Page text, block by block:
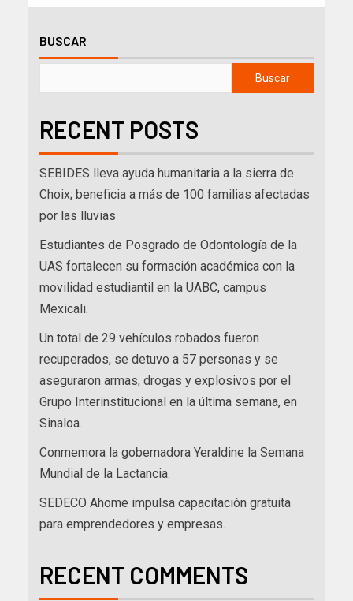
BUSCAR
Buscar
RECENT POSTS
SEBIDES lleva ayuda humanitaria a la sierra de
Choix; beneficia a más de 100 familias afectadas
por las lluvias
Estudiantes de Posgrado de Odontología de la
UAS fortalecen su formación académica con la
movilidad estudiantil en la UABC, campus
Mexicali.
Un total de 29 vehículos robados fueron
recuperados, se detuvo a 57 personas y se
aseguraron armas, drogas y explosivos por el
Grupo Interinstitucional en la última semana, en
Sinaloa.
Conmemora la gobernadora Yeraldine la Semana
Mundial de la Lactancia.
SEDECO Ahome impulsa capacitación gratuita
para emprendedores y empresas.
RECENT COMMENTS